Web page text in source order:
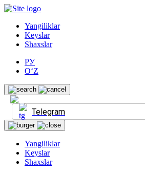
Yangiliklar
Keyslar
Shaxslar
РУ
O‘Z
Telegram
Yangiliklar
Keyslar
Shaxslar